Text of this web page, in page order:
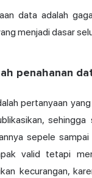
data adalah
menjadi dasar
penahanan
pertanyaan
sepele
valid tetapi
kecurangan,